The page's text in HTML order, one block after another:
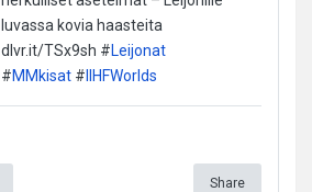
luvassa kovia haasteita
dlvr.it/TSx9sh #Leijonat
#MMkisat#IIHFWorlds
Share